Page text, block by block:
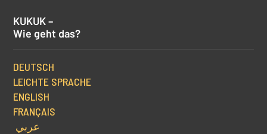
KUKUK –
Wie geht das?
DEUTSCH
LEICHTE SPRACHE
ENGLISH
FRANÇAIS
عربي